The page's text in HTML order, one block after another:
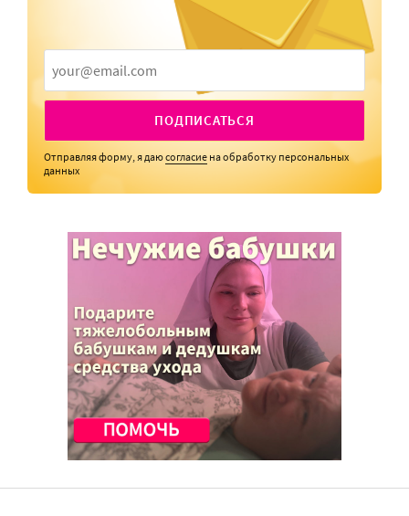
ПОДПИСАТЬСЯ
Отправляя форму, я даюсогласие на обработку персональных
данных